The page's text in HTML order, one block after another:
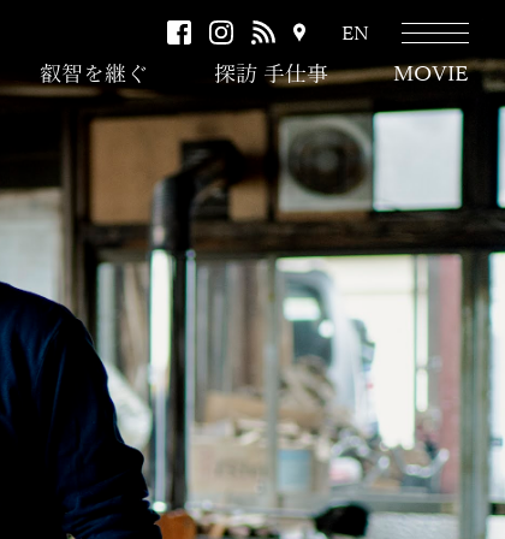
facebookinstagram
RSS
ク
セ
ス
EN
叡智を継ぐ 探訪 手仕事 MOVIE